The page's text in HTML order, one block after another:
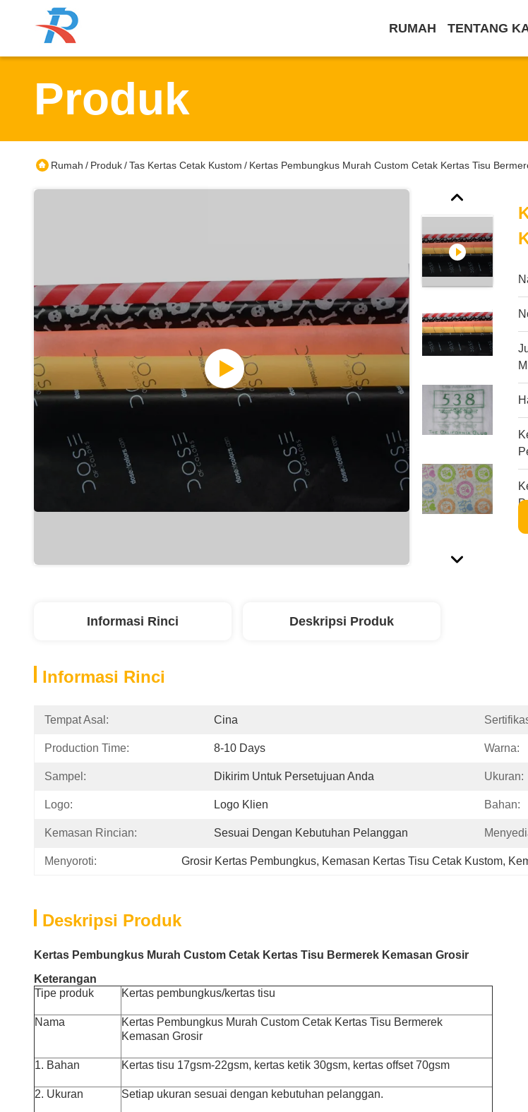
RUMAH TENTANG
Produk
Rumah / Produk/Tas Kertas Cetak Kustom / Kertas Pembungkus Murah Custom Cetak Kertas Tisu
Informasi Rinci Deskripsi Produk
Informasi Rinci
Tempat Asal: Cina
Production Time: 8-10 Days Warna:
Sampel: Dikirim Untuk Persetujuan Anda Ukuran:
Logo: Logo Klien Bahan:
Kemasan Rincian: Sesuai Dengan Kebutuhan Pelanggan
Menyoroti: Grosir Kertas Pembungkus, Kemasan Kertas Tisu Cetak Kustom,
Deskripsi Produk
Kertas Pembungkus Murah Custom Cetak Kertas Tisu Bermerek Kemasan Grosir
Keterangan
Tipe produk
Kertas pembungkus/kertas tisu
Nama
Kertas Pembungkus Murah Custom Cetak Kertas Tisu Bermerek
Kemasan Grosir
1. Bahan Kertas tisu 17gsm-22gsm, kertas ketik 30gsm, kertas offset 70gsm
2. Ukuran Setiap ukuran sesuai dengan kebutuhan pelanggan.